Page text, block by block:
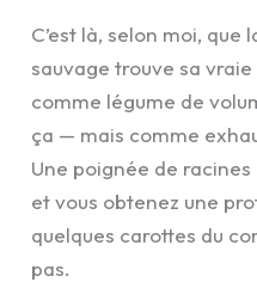
C’est là, selon moi, que
sauvage trouve sa
comme légume de
ça — mais comme
Une poignée de
et vous obtenez une
quelques carottes du
pas.